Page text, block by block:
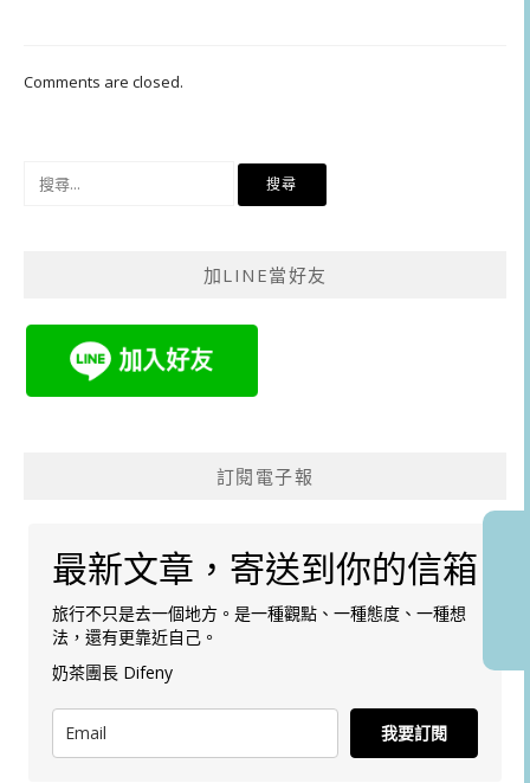
Comments are closed.
加LINE當好友
訂閱電子報
最新文章，寄送到你的信箱
旅行不只是去一個地方。是一種觀點、一種態度、一種想
法，還有更靠近自己。
奶茶團長 Difeny
我要訂閱